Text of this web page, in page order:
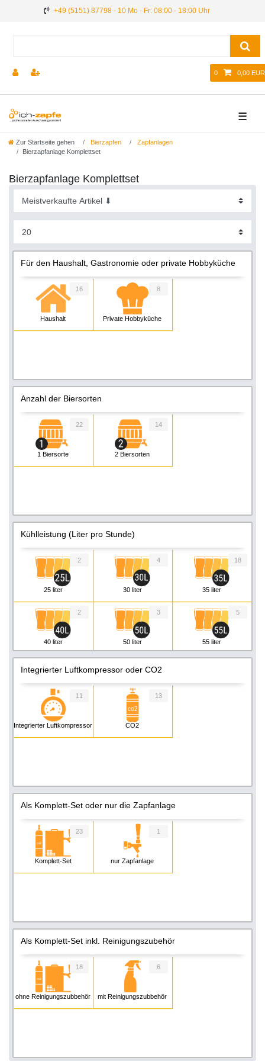
+49 (5151) 87798 - 10 Mo - Fr: 08:00 - 18:00 Uhr
0 0,00 EUR
☰
Zur Startseite gehen Bierzapfen
Zapfanlagen
Bierzapfanlage Komplettset
Bierzapfanlage Komplettset
Für den Haushalt, Gastronomie oder private Hobbyküche
Haushalt
16
Private Hobbyküche
8
Anzahl der Biersorten
1 Biersorte
22
2 Biersorten
14
Kühlleistung (Liter pro Stunde)
25 liter
2
30 liter
4
35 liter
18
40 liter
2
50 liter
3
55 liter
5
60 liter
Integrierter Luftkompressor oder CO2
Integrierter Luftkompressor
11
CO2
13
Als Komplett-Set oder nur die Zapfanlage
Komplett-Set
23
nur Zapfanlage
1
Als Komplett-Set inkl. Reinigungszubehör
ohne Reinigungszubbehör
18
mit Reinigungszubbehör
6